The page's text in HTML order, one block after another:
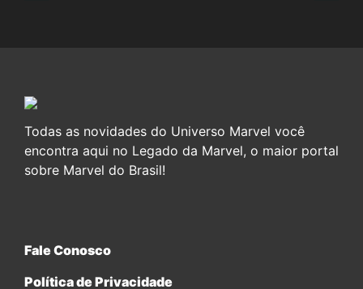
Todas as novidades do Universo Marvel você
encontra aqui no Legado da Marvel, o maior portal
sobre Marvel do Brasil!
Fale Conosco
Política de Privacidade